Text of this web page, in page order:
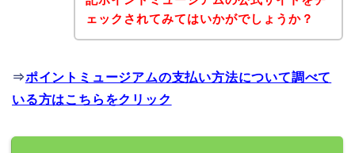
ェックされてみてはいかがでしょうか？
⇒ポイントミュージアムの支払い方法について調べて
いる方はこちらをクリック